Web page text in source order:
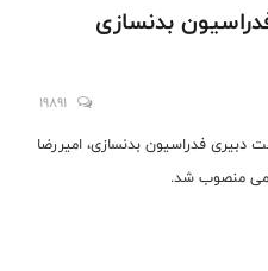
بدنسازی
19891
فدراسیون بدنسازی، امیررضا
منصوب شد.